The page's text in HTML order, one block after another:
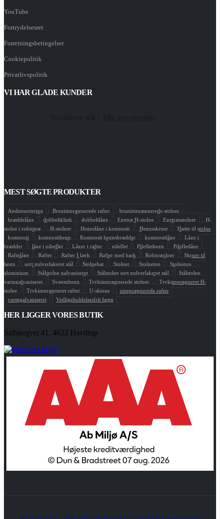
YouTube
Fortrydelsesret
Forretningsbetingelser
Cookiepolitik
Privatlivspolitik
VI HAR GLADE KUNDER
MEST SØGTE PRODUKTER
Andensortering Brunimprægnerede rafter
brunimprægnerede stolper
bræddelåge
dobbeltklink dobbeltlåge Egetræ H-stolpe Egetræsstolper
H-
stolpe i robintræ
H-stolper Hegnslåge i komposit Hegnsskruer
Hætte til stolpe
komposit
komposithegn Komposit hegnsbrædder kompositlåge
Låge i
brædder
låge i piletflet Låger i rafter pileflet Pileflethegn
Pilefletlåge
Raftelåge
Rafter Rafter I lærk Rafter med bark Robinstolper
Skruer til
hegn
sort pulverlakeret stål Stolpehat Stolper Stolpetop
Stolpetop
aluminium
Stålstolpe galvaniseret Stålstolpe sort pulverlakeret stål
Stålstolpe
varmgalvaniseret
Systemhegn Trykimprægnerede stolper
Trykimprægneret H-
stolpe
Trykimprægneret rafter U-skinne
uimprægnerede rafter
varmgalvaniseret
Vedligeholdelsesfrit hegn
HER LIGGER VORES BUTIK
Salbjergvej 41, 4622 Havdrup